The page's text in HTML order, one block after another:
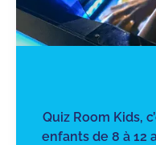
Quiz Room Kids,
enfants de 8 à 12